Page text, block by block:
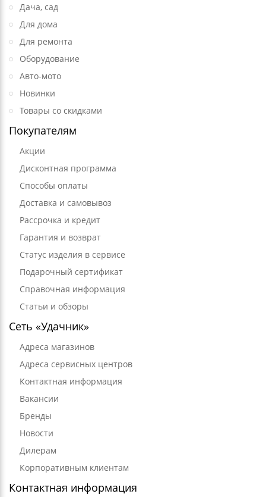
Дача, сад
Для дома
Для ремонта
Оборудование
Авто-мото
Новинки
Товары со скидками
Покупателям
Акции
Дисконтная программа
Способы оплаты
Доставка и самовывоз
Рассрочка и кредит
Гарантия и возврат
Статус изделия в сервисе
Подарочный сертификат
Справочная информация
Статьи и обзоры
Сеть «Удачник»
Адреса магазинов
Адреса сервисных центров
Контактная информация
Вакансии
Бренды
Новости
Дилерам
Корпоративным клиентам
Контактная информация